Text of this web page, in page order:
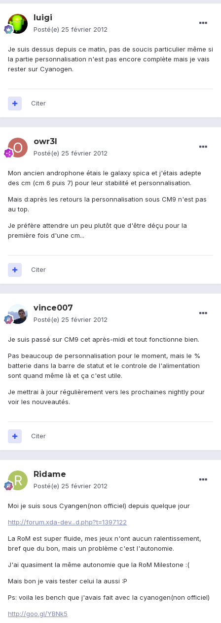
luigi
Posté(e) 25 février 2012
Je suis dessus depuis ce matin, pas de soucis particulier même si
la partie personnalisation n'est pas encore complète mais je vais
rester sur Cyanogen.
Citer
owr3l
Posté(e) 25 février 2012
Mon ancien androphone étais le galaxy spica et j'étais adepte
des cm (cm 6 puis 7) pour leur stabilité et personnalisation.
Mais d:après les retours la personnalisation sous CM9 n'est pas
au top.
Je préfère attendre un peu plutôt que d'être déçu pour la
première fois d'une cm...
Citer
vince007
Posté(e) 25 février 2012
Je suis passé sur CM9 cet après-midi et tout fonctionne bien.
Pas beaucoup de personnalisation pour le moment, mais le %
batterie dans la barre de statut et le controle de l'alimentation
sont quand même là et ça c'est utile.
Je mettrai à jour régulièrement vers les prochaines nightly pour
voir les nouveautés.
Citer
Ridame
Posté(e) 25 février 2012
Moi je suis sous Cyangen(non officiel) depuis quelque jour
http://forum.xda-dev...d.php?t=1397122
La RoM est super fluide, mes jeux n'ont aucun ralentissement,
bref que du bon, mais un problème c'est l'autonomie.
J'ai quasiment la même autonomie que la RoM Milestone :(
Mais bon je vais tester celui la aussi :P
Ps: voila les bench que j'avais fait avec la cyanogen(non officiel)
http://goo.gl/YBNk5